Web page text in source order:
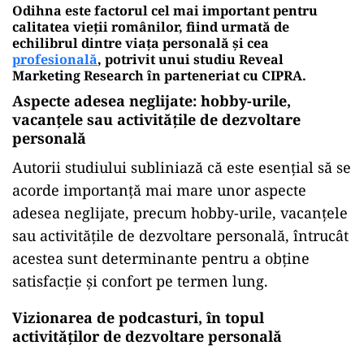
Odihna este factorul cel mai important pentru
calitatea vieţii românilor, fiind urmată de
echilibrul dintre viaţa personală şi cea
profesională, potrivit unui studiu Reveal
Marketing Research în parteneriat cu CIPRA.
Aspecte adesea neglijate: hobby-urile,
vacanţele sau activităţile de dezvoltare
personală
Autorii studiului subliniază că este esenţial să se
acorde importanţă mai mare unor aspecte
adesea neglijate, precum hobby-urile, vacanţele
sau activităţile de dezvoltare personală, întrucât
acestea sunt determinante pentru a obţine
satisfacţie şi confort pe termen lung.
Vizionarea de podcasturi, în topul
activităţilor de dezvoltare personală